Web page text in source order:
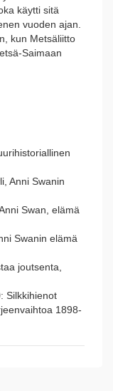
käytti sitä
vuoden ajan.
kun Metsäliitto
Saimaan
Anni Swanin
Swan, elämä
Swanin elämä
joutsenta,
Silkkihienot
1898-